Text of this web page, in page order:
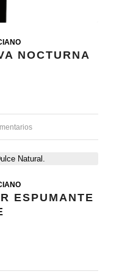
NOCTURNA
ESPUMANTE